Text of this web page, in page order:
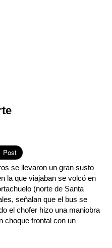
se llevaron un gran susto
la que viajaban se volcó en
(norte de Santa
señalan que el bus se
el chofer hizo una maniobra
choque frontal con un